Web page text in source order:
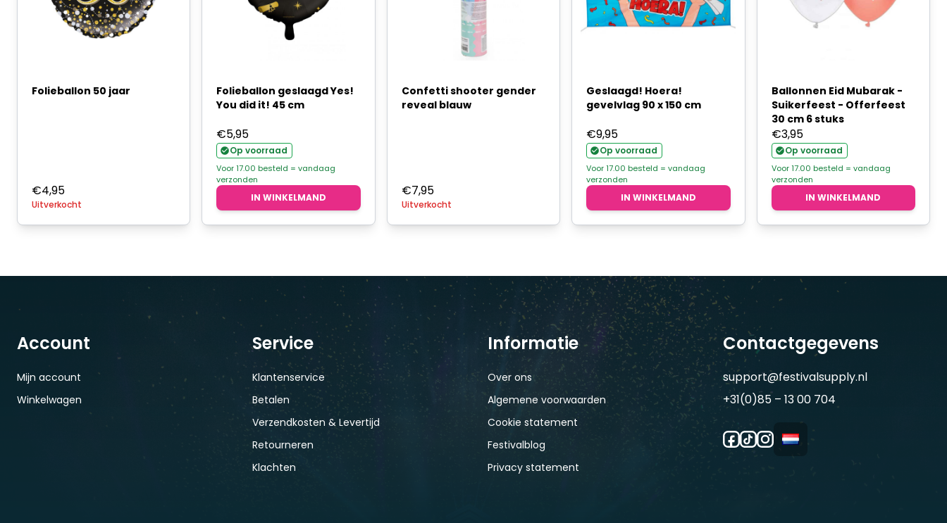
Folieballon 50 jaar
€4,95
Uitverkocht
Folieballon geslaagd Yes!
You did it! 45 cm
€5,95
Op voorraad
Voor 17.00 besteld = vandaag
verzonden
IN WINKELMAND
Confetti shooter gender
reveal blauw
€7,95
Uitverkocht
Geslaagd! Hoera!
gevelvlag 90 x 150 cm
€9,95
Op voorraad
Voor 17.00 besteld = vandaag
verzonden
IN WINKELMAND
Ballonnen Eid Mubarak -
Suikerfeest - Offerfeest
30 cm 6 stuks
€3,95
Op voorraad
Voor 17.00 besteld = vandaag
verzonden
IN WINKELMAND
Account
Mijn account
Winkelwagen
Service
Klantenservice
Betalen
Verzendkosten & Levertijd
Retourneren
Klachten
Informatie
Over ons
Algemene voorwaarden
Cookie statement
Festivalblog
Privacy statement
Contactgegevens
support@festivalsupply.nl
+31(0)85 – 13 00 704